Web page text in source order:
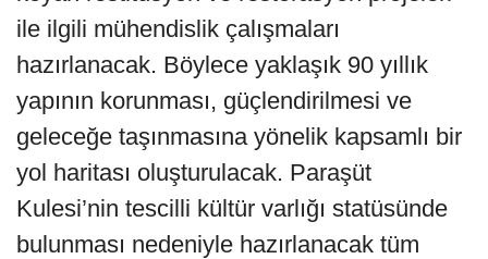
ile ilgili mühendislik çalışmaları
hazırlanacak. Böylece yaklaşık 90 yıllık
yapının korunması, güçlendirilmesi ve
geleceğe taşınmasına yönelik kapsamlı bir
yol haritası oluşturulacak. Paraşüt
Kulesi’nin tescilli kültür varlığı statüsünde
bulunması nedeniyle hazırlanacak tüm